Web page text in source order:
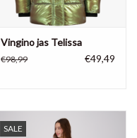
Vingino jas Telissa
€98,99 €49,49
SALE